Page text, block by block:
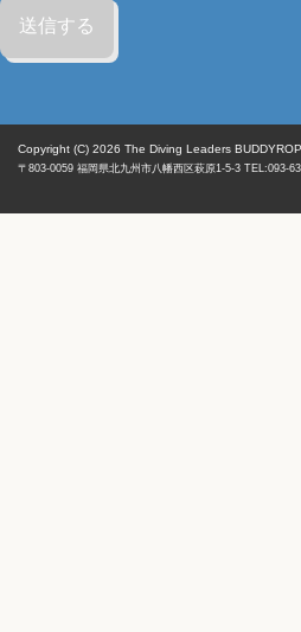
Copyright (C) 2026 The Diving Leaders
〒803-0059 福岡県北九州市八幡西区萩原1-5-3 TEL:093-